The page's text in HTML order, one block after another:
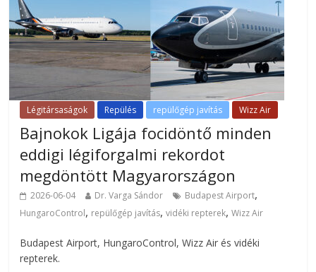
Légitársaságok Repülés repülőgép javítás Wizz Air
Bajnokok Ligája focidöntő minden
eddigi légiforgalmi rekordot
megdöntött Magyarországon
2026-06-04 Dr. Varga Sándor Budapest Airport,
HungaroControl, repülőgép javítás,vidéki repterek,Wizz Air
Budapest Airport, HungaroControl, Wizz Air és vidéki
repterek.